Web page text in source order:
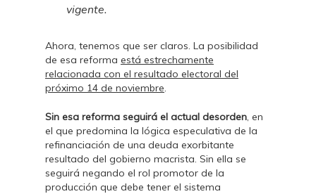
vigente.
Ahora, tenemos que ser claros. La posibilidad
de esa reforma está estrechamente
relacionada con el resultado electoral del
próximo 14 de noviembre.
Sin esa reforma seguirá el actual desorden, en
el que predomina la lógica especulativa de la
refinanciación de una deuda exorbitante
resultado del gobierno macrista. Sin ella se
seguirá negando el rol promotor de la
producción que debe tener el sistema